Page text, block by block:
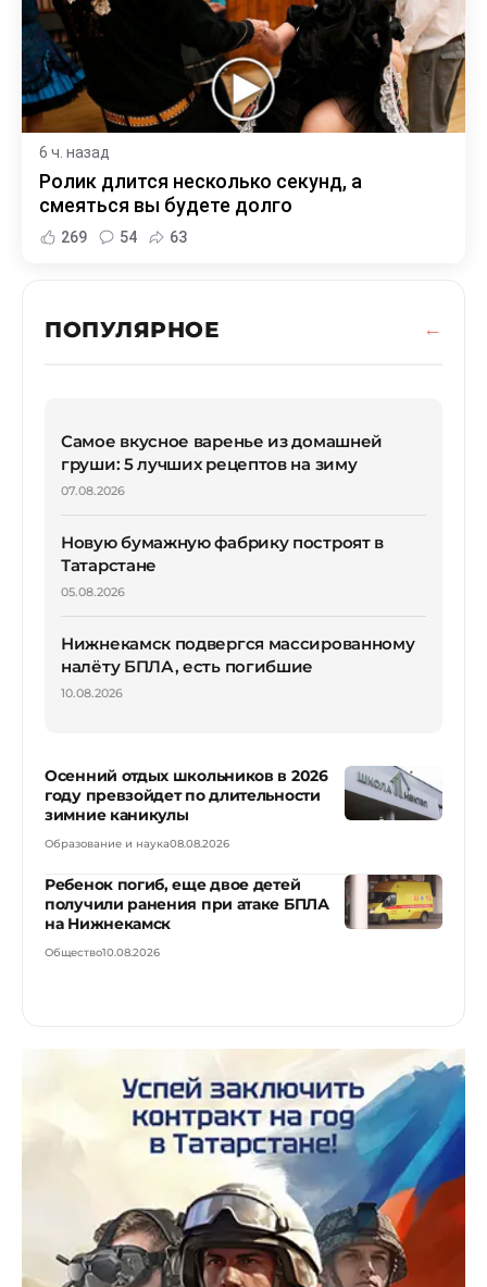
6 ч. назад
Ролик длится несколько секунд, а
смеяться вы будете долго
269 54 63
ПОПУЛЯРНОЕ
Самое вкусное варенье из домашней
груши: 5 лучших рецептов на зиму
07.08.2026
Новую бумажную фабрику построят в
Татарстане
05.08.2026
Нижнекамск подвергся массированному
налёту БПЛА, есть погибшие
10.08.2026
Осенний отдых школьников в 2026
году превзойдет по длительности
зимние каникулы
Образование и наука08.08.2026
Ребенок погиб, еще двое детей
получили ранения при атаке БПЛА
на Нижнекамск
Общество10.08.2026